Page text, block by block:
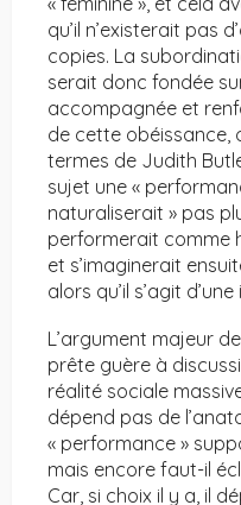
qu’il n’existerait pas
copies. La
serait donc fondée
accompagnée et
de cette obéissance,
termes de Judith
sujet une «
naturaliserait » pas
performerait comme
et s’imaginerait
alors qu’il s’agit
L’argument majeur
prête guère à
réalité sociale
dépend pas de
« performance »
mais encore faut-il
Car, si choix il y a, il